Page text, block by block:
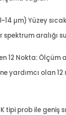
µm) Yüzey
spektrum aralığı
12 Nokta: Ölçüm
yardımcı olan
K tipi prob ile geniş